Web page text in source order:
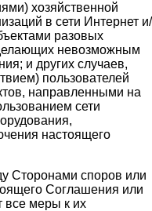
хозяйственной
в сети Интернет и/
разовых
невозможным
и других случаев,
пользователей
направленными на
сети
настоящего
Сторонами споров или
Соглашения или
все меры к их